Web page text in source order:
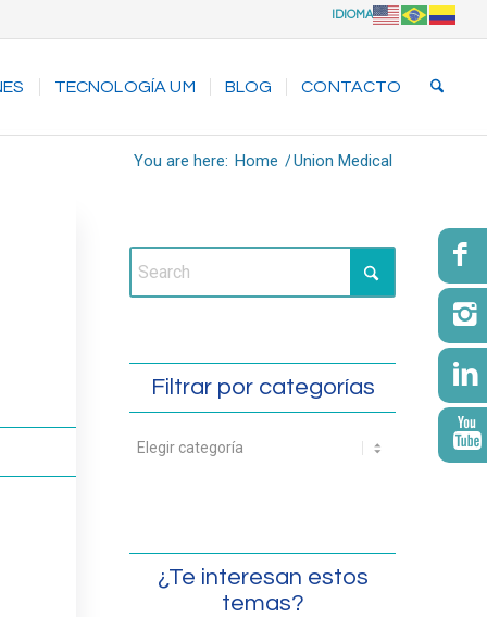
IDIOMA
TECNOLOGÍA UM BLOG CONTACTO
You are here: Home /Union Medical
Filtrar por categorías
¿Te interesan estos
temas?